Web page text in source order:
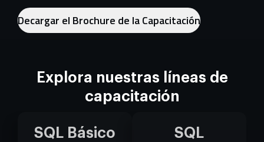
Decargar el Brochure de la Capacitación
Explora nuestras líneas de
capacitación
SQL Básico
SQL